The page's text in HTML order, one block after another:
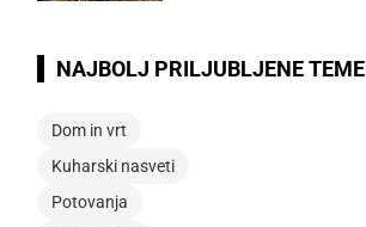
NAJBOLJ PRILJUBLJENE TEME
Dom in vrt
Kuharski nasveti
Potovanja